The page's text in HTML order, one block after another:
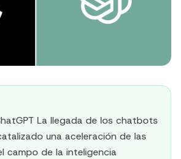
La llegada de los chatbots
una aceleración de las
campo de la inteligencia